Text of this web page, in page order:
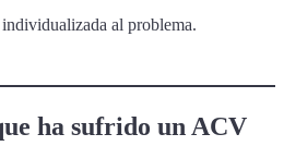
al problema.
ha sufrido un ACV